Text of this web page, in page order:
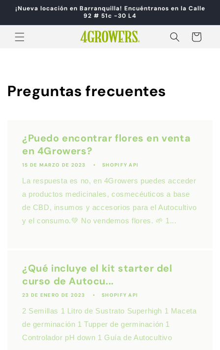
directamente
¡Nueva locación en Barranquilla! Encuéntranos en la Calle
92 # 51c -30 L4
Carrito
Preguntas frecuentes
¿Puedo encontrar flores en venta
en 4Growers?
15 DE MARZO DE 2023 SHOPIFY API
La respuesta es no, en 4Growers puedes acceder
a productos medicinales, cosmecéuticos a base
de CBD, insumos y accesorios para el Autocultivo
y el consumo.💚 No vendemos flores. 🌱 1...
¿Qué incluye el kit starter del
curso de Autocu...
23 DE ENERO DE 2023 SHOPIFY API
2 Semillas 1 Litro de Sustrato Superhigh 1 Maceta
de germinación 1 Tupper de germinación 1
Controlador pH down 1 Guía de Autocultivo